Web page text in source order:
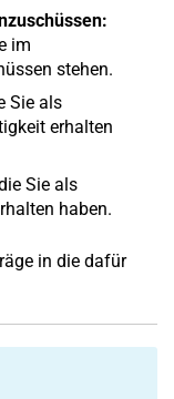
im
stehen.
Sie als
erhalten
Sie als
haben.
in die dafür